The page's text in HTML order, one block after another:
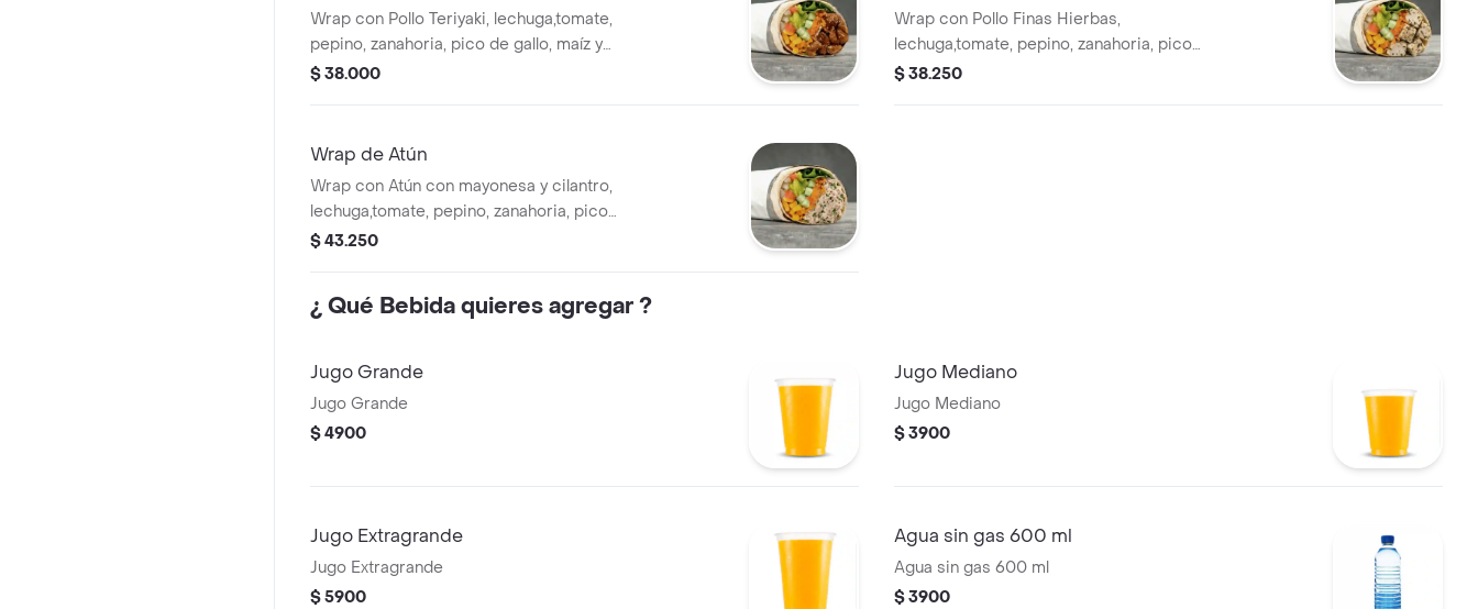
Wrap con Pollo Teriyaki, lechuga,tomate,
pepino, zanahoria, pico de gallo, maíz y
guacamole en tortilla de harina de trigo.
$ 38.000
Wrap con Pollo Finas Hierbas,
lechuga,tomate, pepino, zanahoria, pico
de gallo, maíz y guacamole en tortilla de
$ 38.250
Wrap de Atún
Wrap con Atún con mayonesa y cilantro,
lechuga,tomate, pepino, zanahoria, pico
de gallo, maíz y guacamole en tortilla de
$ 43.250
¿ Qué Bebida quieres agregar ?
Jugo Grande
Jugo Grande
$ 4900
Jugo Mediano
Jugo Mediano
$ 3900
Jugo Extragrande
Jugo Extragrande
$ 5900
Agua sin gas 600 ml
Agua sin gas 600 ml
$ 3900